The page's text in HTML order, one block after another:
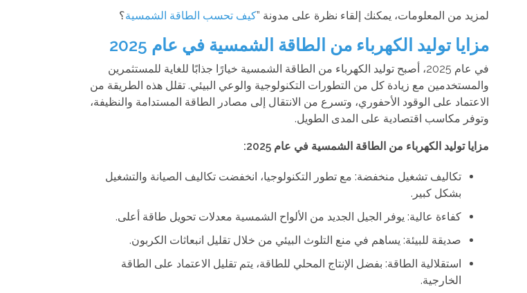
لمزيد من المعلومات، يمكنك إلقاء نظرة على مدونة ”كيف تحسب الطاقة الشمسية؟
مزايا توليد الكهرباء من الطاقة الشمسية في عام 2025
في عام 2025، أصبح توليد الكهرباء من الطاقة الشمسية خيارًا جذابًا للغاية للمستثمرين
والمستخدمين مع زيادة كل من التطورات التكنولوجية والوعي البيئي. تقلل هذه الطريقة من
الاعتماد على الوقود الأحفوري، وتسرع من الانتقال إلى مصادر الطاقة المستدامة والنظيفة،
وتوفر مكاسب اقتصادية على المدى الطويل.
مزايا توليد الكهرباء من الطاقة الشمسية في عام 2025:
تكاليف تشغيل منخفضة: مع تطور التكنولوجيا، انخفضت تكاليف الصيانة والتشغيل
بشكل كبير.
كفاءة عالية: يوفر الجيل الجديد من الألواح الشمسية معدلات تحويل طاقة أعلى.
صديقة للبيئة: يساهم في منع التلوث البيئي من خلال تقليل انبعاثات الكربون.
استقلالية الطاقة: بفضل الإنتاج المحلي للطاقة، يتم تقليل الاعتماد على الطاقة
الخارجية.